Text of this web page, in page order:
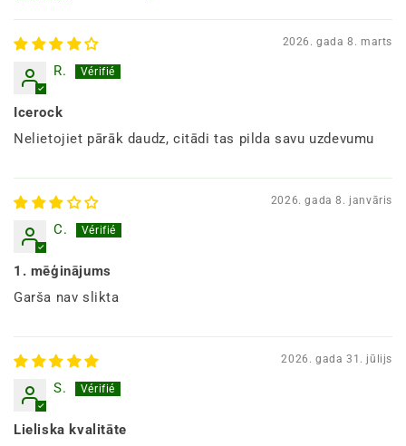
2026. gada 8. marts
R.
Icerock
Nelietojiet pārāk daudz, citādi tas pilda savu uzdevumu
2026. gada 8. janvāris
C.
1. mēģinājums
Garša nav slikta
2026. gada 31. jūlijs
S.
Lieliska kvalitāte